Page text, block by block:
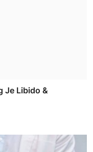
Je Libido &